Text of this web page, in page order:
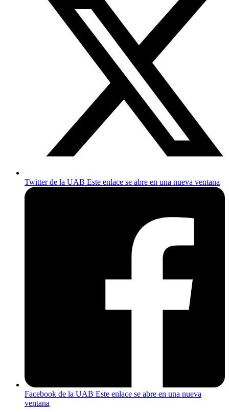
Twitter de la UAB Este enlace se abre en una nueva ventana
Facebook de la UAB Este enlace se abre en una nueva
ventana